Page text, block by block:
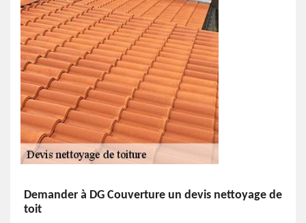
Demander à DG Couverture un devis nettoyage de
toit